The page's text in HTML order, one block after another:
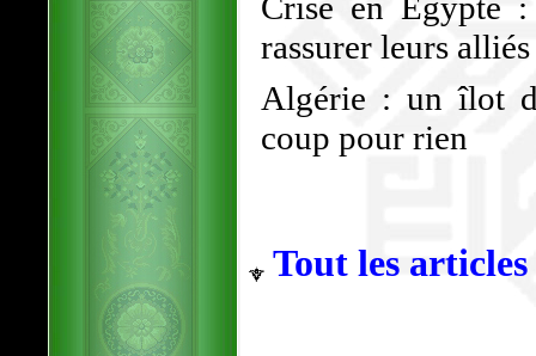
rassurer leurs
Algérie : un îlot
coup pour rien
Tout les articles